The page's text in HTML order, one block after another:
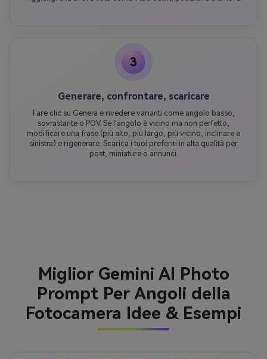
3
Generare, confrontare, scaricare
Fare clic su Genera e rivedere varianti come angolo basso,
sovrastante o POV. Se l'angolo è vicino ma non perfetto,
modificare una frase (più alto, più largo, più vicino, inclinare a
sinistra) e rigenerare. Scarica i tuoi preferiti in alta qualità per
post, miniature o annunci.
Miglior Gemini AI Photo
Prompt Per Angoli della
Fotocamera Idee & Esempi